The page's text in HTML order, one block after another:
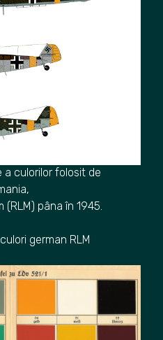
a culorilor folosit de
pâna în 1945.
german RLM